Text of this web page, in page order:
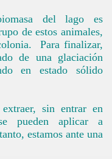
del lago es
de estos animales,
Para finalizar,
de una glaciación
en estado sólido
sin entrar en
pueden aplicar a
estamos ante una